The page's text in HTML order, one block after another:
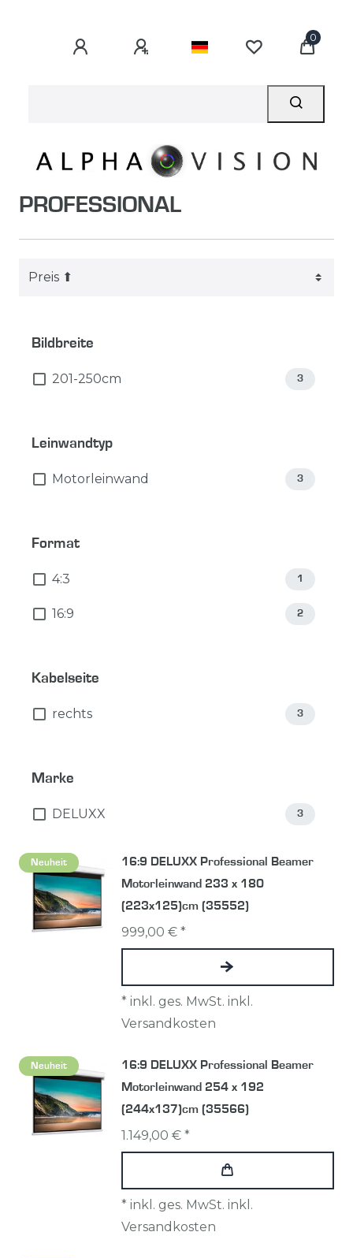
0
PROFESSIONAL
Bildbreite
201-250cm 3
Leinwandtyp
Motorleinwand 3
Format
4:3 1
16:9 2
Kabelseite
rechts 3
Marke
DELUXX 3
Neuheit
16:9 DELUXX Professional Beamer
Motorleinwand 233 x 180
(223x125)cm (35552)
999,00 € *
* inkl. ges. MwSt. inkl.
Versandkosten
Neuheit
16:9 DELUXX Professional Beamer
Motorleinwand 254 x 192
(244x137)cm (35566)
1.149,00 € *
* inkl. ges. MwSt. inkl.
Versandkosten